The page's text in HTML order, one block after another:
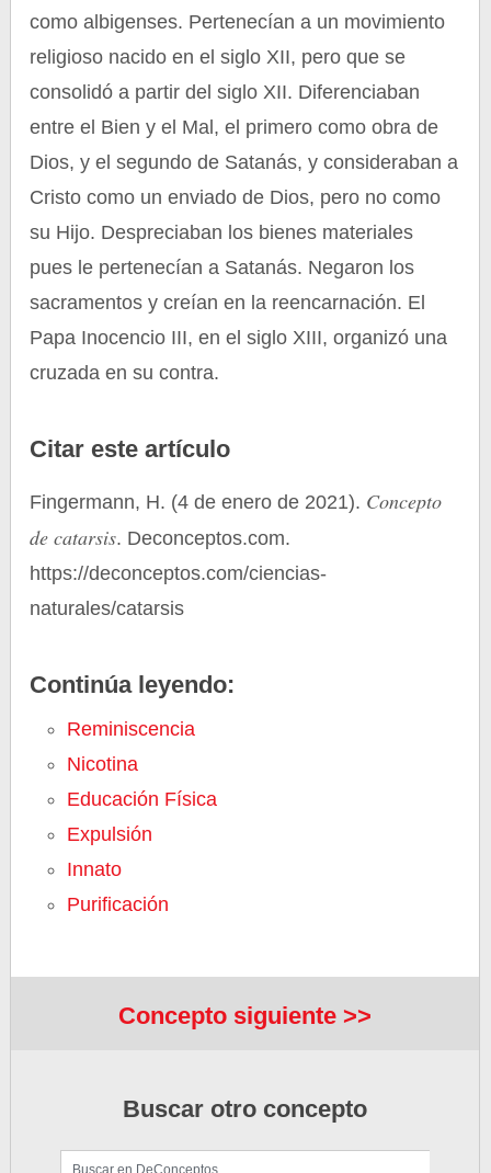
como albigenses. Pertenecían a un movimiento
religioso nacido en el siglo XII, pero que se
consolidó a partir del siglo XII. Diferenciaban
entre el Bien y el Mal, el primero como obra de
Dios, y el segundo de Satanás, y consideraban a
Cristo como un enviado de Dios, pero no como
su Hijo. Despreciaban los bienes materiales
pues le pertenecían a Satanás. Negaron los
sacramentos y creían en la reencarnación. El
Papa Inocencio III, en el siglo XIII, organizó una
cruzada en su contra.
Citar este artículo
Fingermann, H. (4 de enero de 2021). Concepto
de catarsis. Deconceptos.com.
https://deconceptos.com/ciencias-
naturales/catarsis
Continúa leyendo:
Reminiscencia
Nicotina
Educación Física
Expulsión
Innato
Purificación
Concepto siguiente >>
Buscar otro concepto